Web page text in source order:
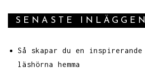
SENASTE INLÄGGEN
Så skapar du en inspirerande
läshörna hemma